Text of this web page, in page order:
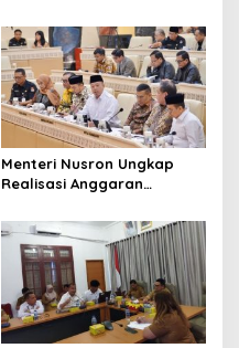
Rampung Maksimal 10 Hari
Menteri Nusron Ungkap
Realisasi Anggaran
Persen